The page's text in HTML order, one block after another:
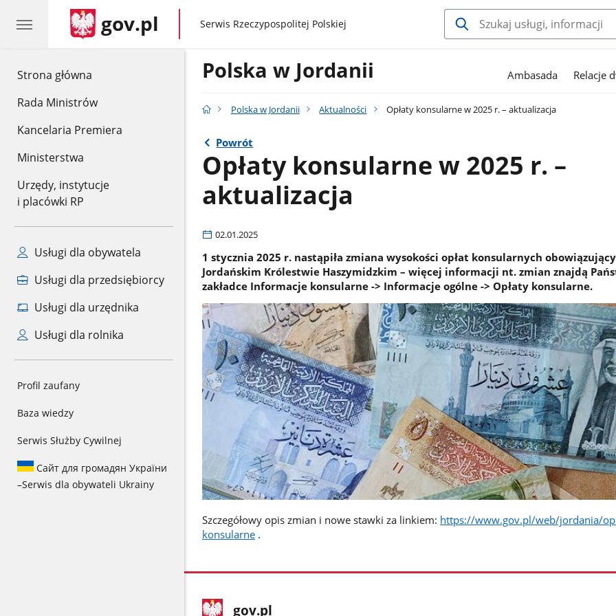
Strona główna
Rada Ministrów
Kancelaria Premiera
Ministerstwa
Urzędy, instytucje
i placówki RP
Usługi dla obywatela
Usługi dla przedsiębiorcy
Usługi dla urzędnika
Usługi dla rolnika
Profil zaufany
Baza wiedzy
Serwis Służby Cywilnej
Сайт для громадян України
–Serwis dla obywateli Ukrainy
gov.pl gov.pl
Serwis Rzeczypospolitej Polskiej
Polska w Jordanii Ambasada Relacje
Polska w Jordanii Aktualności Opłaty konsularne w 2025 r. – aktualizacja
Powrót
Opłaty konsularne w 2025 r. –
aktualizacja
02.01.2025
1 stycznia 2025 r. nastąpiła zmiana wysokości opłat konsularnych
Jordańskim Królestwie Haszymidzkim – więcej informacji nt. zmian znajdą
zakładce Informacje konsularne -> Informacje ogólne -> Opłaty konsularne.
Szczegółowy opis zmian i nowe stawki za linkiem: https://www.gov.pl/web/jordania/
konsularne.
stopkaStrona
gov.pl